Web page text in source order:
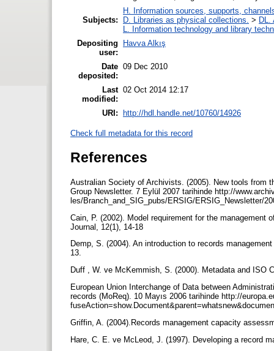
Subjects:
H. Information sources, supports,
D. Libraries as physical collections. > DL.
L. Information technology and library
Depositing
user:
Havva Alkış
Date
deposited:
09 Dec 2010
Last
modified:
02 Oct 2014 12:17
URI: http://hdl.handle.net/10760/14926
Check full metadata for this record
References
Australian Society of Archivists. (2005). New tools from
Group Newsletter. 7 Eylül 2007 tarihinde http://
les/Branch_and_SIG_pubs/ERSIG/ERSIG_Newsletter/
Cain, P. (2002). Model requirement for the management
Journal, 12(1), 14-18
Demp, S. (2004). An introduction to records
13.
Duff , W. ve McKemmish, S. (2000). Metadata and ISO
European Union Interchange of Data between
records (MoReq). 10 Mayıs 2006 tarihinde http://
Griffin, A. (2004).Records management capacity
Hare, C. E. ve McLeod, J. (1997). Developing a record